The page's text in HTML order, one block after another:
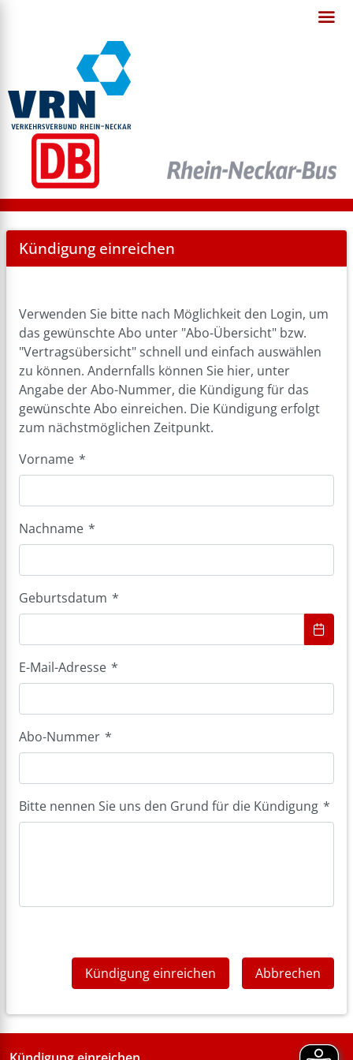
Cancel
Abo
Kündigung einreichen
Verwenden Sie bitte nach Möglichkeit den Login, um
das gewünschte Abo unter "Abo-Übersicht" bzw.
"Vertragsübersicht" schnell und einfach auswählen
zu können. Andernfalls können Sie hier, unter
Angabe der Abo-Nummer, die Kündigung für das
gewünschte Abo einreichen. Die Kündigung erfolgt
zum nächstmöglichen Zeitpunkt.
Vorname *
Nachname *
Geburtsdatum *
E-Mail-Adresse *
Abo-Nummer *
Bitte nennen Sie uns den Grund für die Kündigung *
Kündigung einreichen Abbrechen